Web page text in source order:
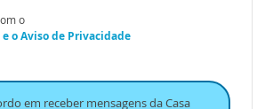
o
e oAviso de Privacidade
em receber mensagens da Casa